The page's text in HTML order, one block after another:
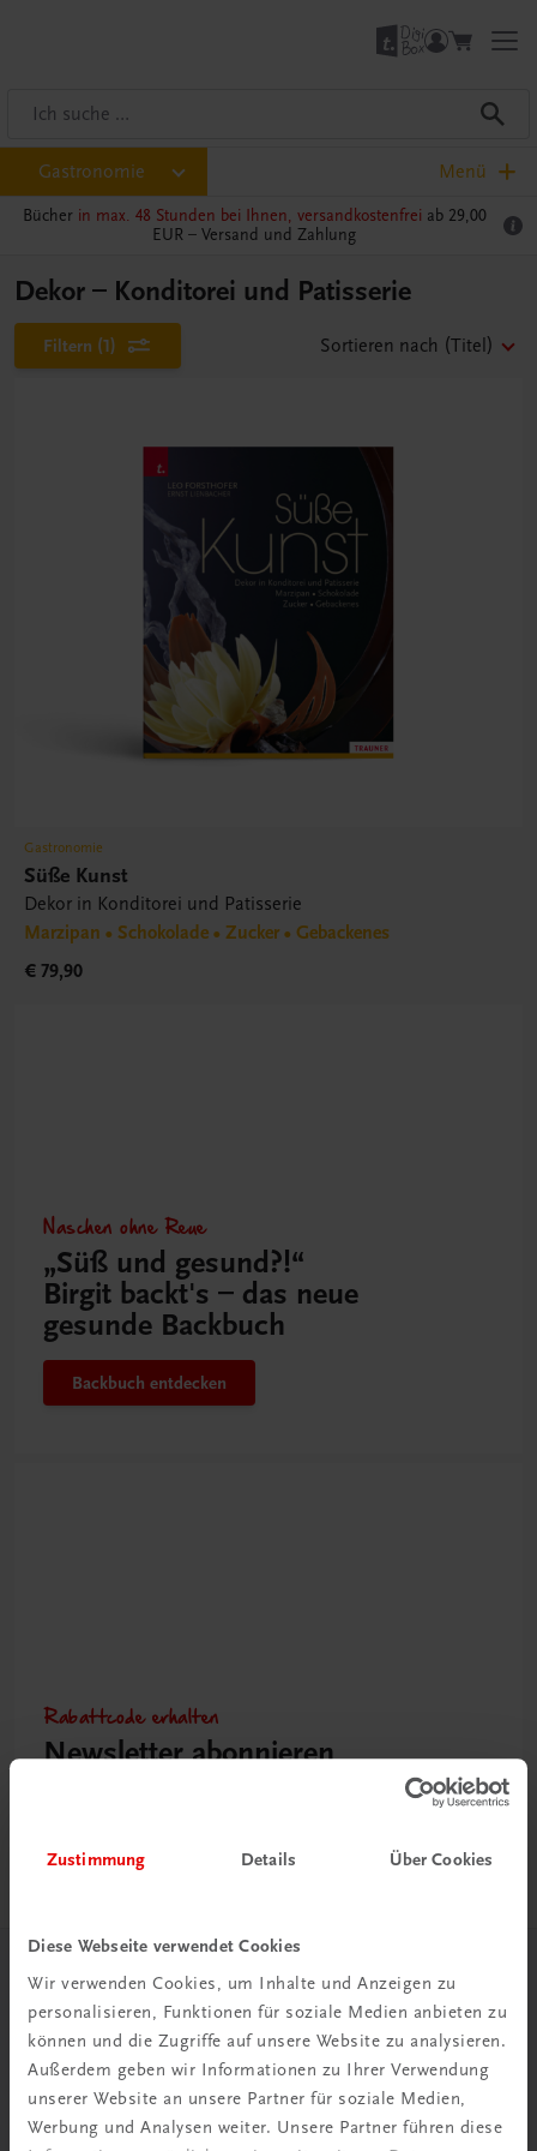
Zustimmung Details Über Cookies
Diese Webseite verwendet Cookies
Wir verwenden Cookies, um Inhalte und Anzeigen zu
personalisieren, Funktionen für soziale Medien anbieten zu
können und die Zugriffe auf unsere Website zu analysieren.
Außerdem geben wir Informationen zu Ihrer Verwendung
unserer Website an unsere Partner für soziale Medien,
Werbung und Analysen weiter. Unsere Partner führen diese
Gastronomie Menü
Bücher in max. 48 Stunden bei Ihnen, versandkostenfrei ab 29,00
EUR – Versand und Zahlung
Dekor – Konditorei und Patisserie
Filtern (1) Sortieren nach (Titel)
Gastronomie
Süße Kunst
Dekor in Konditorei und Patisserie
Marzipan • Schokolade • Zucker • Gebackenes
€ 79,90
Naschen ohne Reue
„Süß und gesund?!“
Birgit backt's – das neue
gesunde Backbuch
Backbuch entdecken
Rabattcode erhalten
Newsletter abonnieren
Herzlich willkommen bei TRAUNER!